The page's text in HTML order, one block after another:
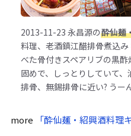
2013-11-23 永昌源の酔仙麺
料理、老酒鎮江醋排骨煮込
べた骨付きスペアリブの黒
固めで、しっとりしていて
排骨、無錫排骨に近い? うー
more 「酔仙麺・紹興酒料理